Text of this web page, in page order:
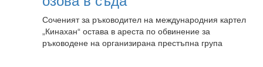
Соченият за ръководител на международния картел
„Кинахан“ остава в ареста по обвинение за
ръководене на организирана престъпна група